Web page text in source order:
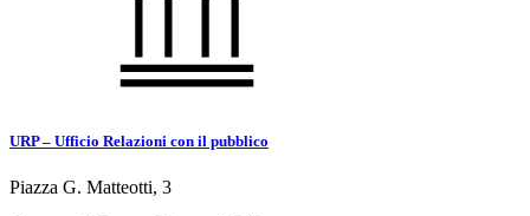
URP – Ufficio Relazioni con il pubblico
Piazza G. Matteotti, 3